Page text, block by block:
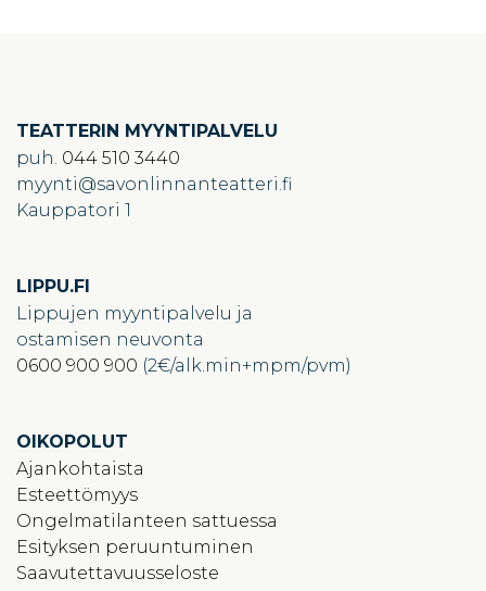
TEATTERIN MYYNTIPALVELU
puh. 044 510 3440
myynti
savonlinnanteatteri.fi
Kauppatori 1
LIPPU.FI
Lippujen myyntipalvelu ja
ostamisen neuvonta
0600 900 900 (2€/alk.min+mpm/pvm)
OIKOPOLUT
Ajankohtaista
Esteettömyys
Ongelmatilanteen sattuessa
Esityksen peruuntuminen
Saavutettavuusseloste